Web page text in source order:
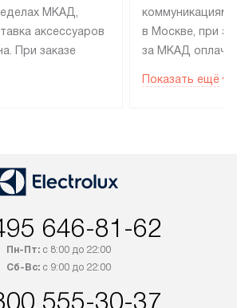
МКАД,
аксессуаров
При заказе
покупателю
Если вам
его
сайта.
лейблом
МКАД,
коммуникациям
в Москве, при
за МКАД
партнера
прайсу. Сервис
гарантию 1 год
установление,
Показать ещё
646-81-62
Пн-Пт:с 8:00 до 22:00
Сб-Вс:с 9:00 до 22:00
555-30-37